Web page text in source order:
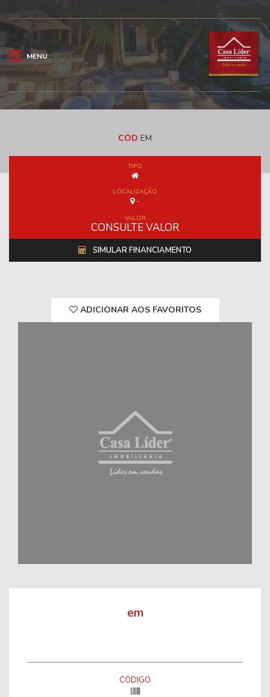
MENU
CÓD EM
TIPO
LOCALIZAÇÃO
-
VALOR
CONSULTE VALOR
SIMULAR FINANCIAMENTO
ADICIONAR AOS FAVORITOS
em
CÓDIGO